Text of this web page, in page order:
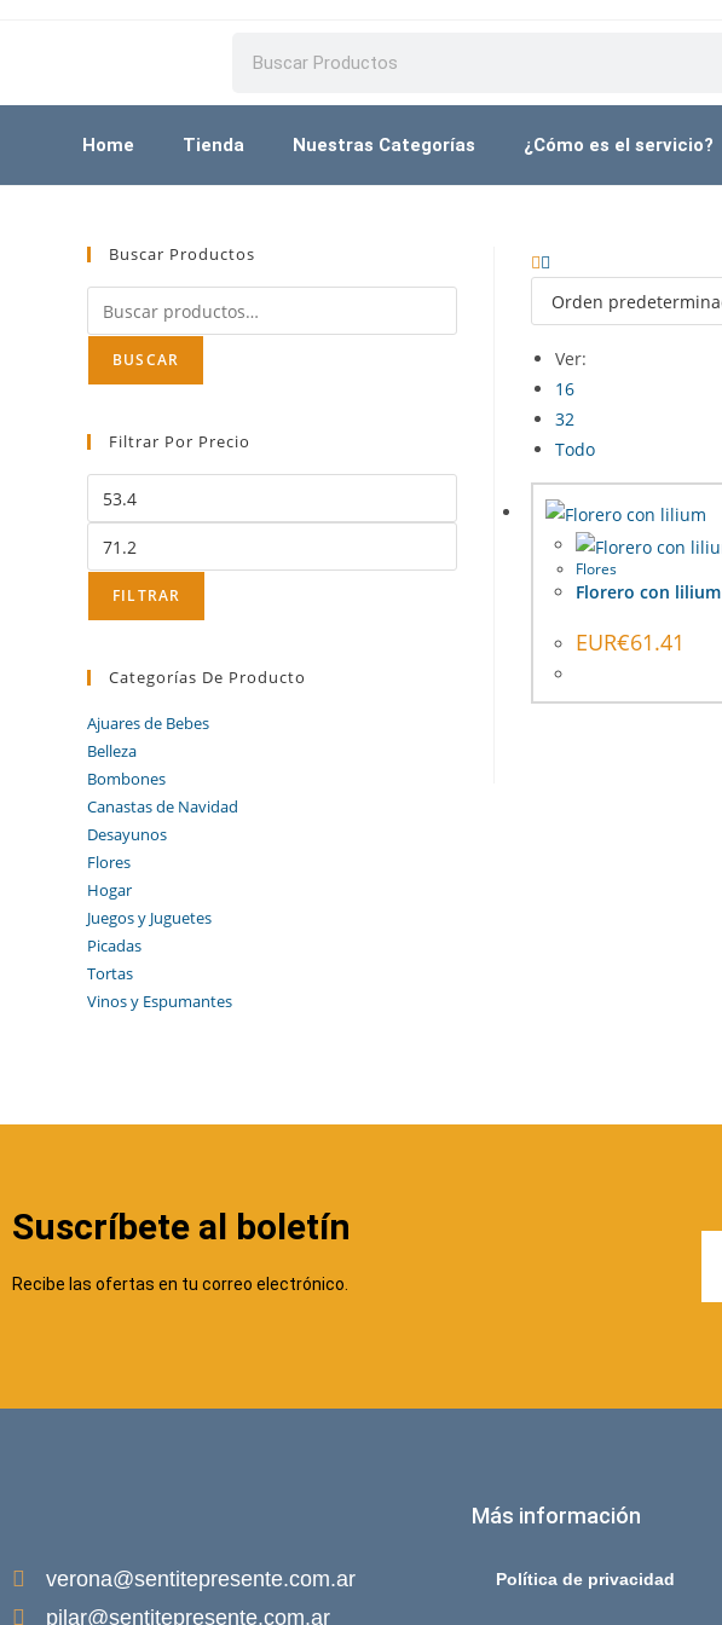
Home Tienda Nuestras Categorías ¿Cómo es el servicio?
Ver:
16
32
Todo
Flores
Florero con lilium
EUR€61.41
Buscar Productos
BUSCAR
Filtrar Por Precio
FILTRAR
Categorías De Producto
Ajuares de Bebes
Belleza
Bombones
Canastas de Navidad
Desayunos
Flores
Hogar
Juegos y Juguetes
Picadas
Tortas
Vinos y Espumantes
Suscríbete al boletín
Recibe las ofertas en tu correo electrónico.
verona@sentitepresente.com.ar
pilar@sentitepresente.com.ar
Más información
Política de privacidad